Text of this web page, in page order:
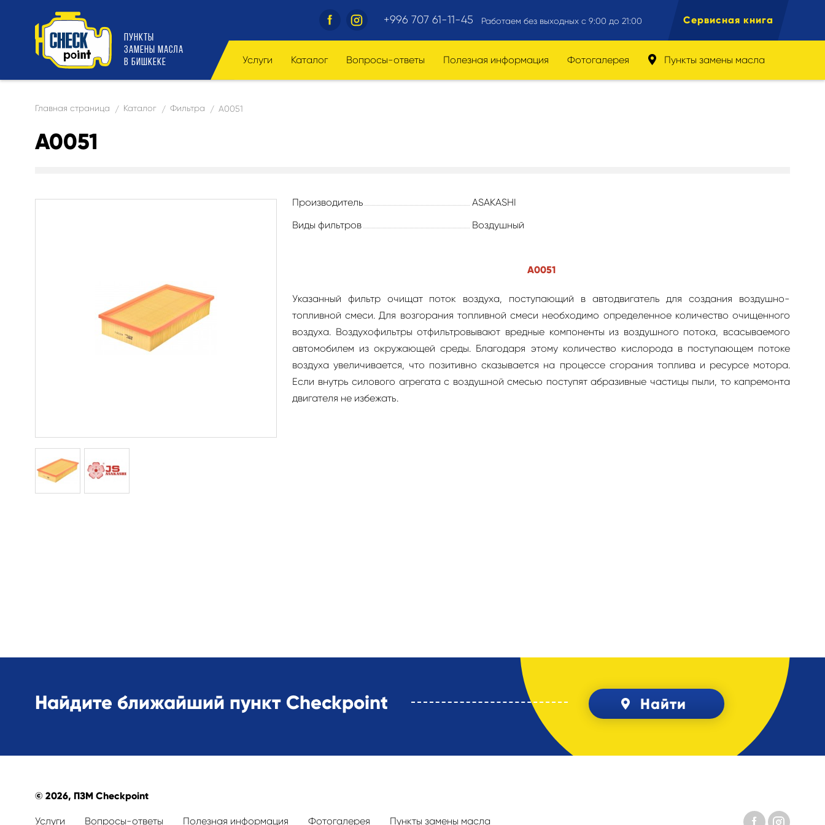
ПУНКТЫ
ЗАМЕНЫ МАСЛА
В БИШКЕКЕ
+996 707 61-11-45 Работаем без выходных с 9:00 до 21:00 Сервисная книга
Услуги Каталог Вопросы-ответы Полезная информация Фотогалерея Пункты замены масла
Главная страница / Каталог / Фильтра / А0051
А0051
Производитель
ASAKASHI
Виды фильтров
Воздушный
А0051
Указанный фильтр очищат поток воздуха, поступающий в автодвигатель для создания воздушно-
топливной смеси. Для возгорания топливной смеси необходимо определенное количество очищенного
воздуха. Воздухофильтры отфильтровывают вредные компоненты из воздушного потока, всасываемого
автомобилем из окружающей среды. Благодаря этому количество кислорода в поступающем потоке
воздуха увеличивается, что позитивно сказывается на процессе сгорания топлива и ресурсе мотора.
Если внутрь силового агрегата с воздушной смесью поступят абразивные частицы пыли, то капремонта
двигателя не избежать.
Найдите ближайший пункт Checkpoint Найти
© 2026, ПЗМ Checkpoint
Услуги Вопросы-ответы Полезная информация Фотогалерея Пункты замены масла